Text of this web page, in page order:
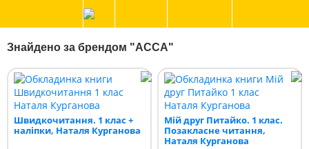
Знайдено за брендом "АССА"
Швидкочитання. 1 клас +
наліпки, Наталя Курганова
Мій друг Питайко. 1 клас.
Позакласне читання,
Наталя Курганова